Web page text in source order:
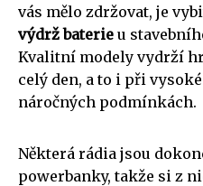
vás mělo zdržovat, je
výdrž baterie u
Kvalitní modely vydrží
celý den, a to i při
náročných podmínkách.
Některá rádia jsou
powerbanky, takže si z